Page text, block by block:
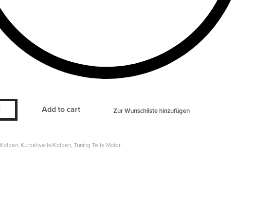
Add to cart Zur Wunschliste hinzufügen
Kolben, Kurbelwelle/Kolben, Tuning Teile Motor